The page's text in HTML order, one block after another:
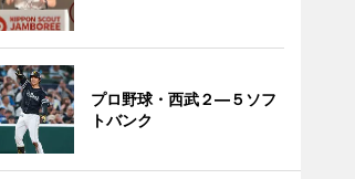
プロ野球・西武２―５ソフ
トバンク